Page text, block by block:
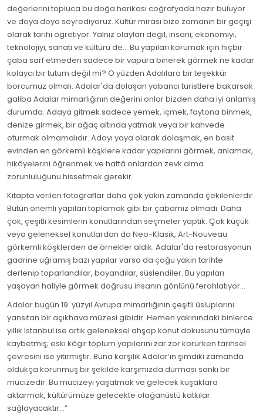
değerlerini topluca bu doğa harikası coğrafyada hazır buluyor
ve doya doya seyrediyoruz. Kültür mirası bize zamanın bir geçişi
olarak tarihi öğretiyor. Yalnız olayları değil, insanı, ekonomiyi,
teknolojiyi, sanatı ve kültürü de... Bu yapıları korumak için hiçbir
çaba sarf etmeden sadece bir vapura binerek görmek ne kadar
kolaycı bir tutum değil mi? O yüzden Adalılara bir teşekkür
borcumuz olmalı. Adalar'da dolaşan yabancı turistlere bakarsak
galiba Adalar mimarlığının değerini onlar bizden daha iyi anlamış
durumda. Adaya gitmek sadece yemek, içmek, faytona binmek,
denize girmek, bir ağaç altında yatmak veya bir kahvede
oturmak olmamalıdır. Adayı yaya olarak dolaşmak, en basit
evinden en görkemli köşklere kadar yapılarını görmek, anlamak,
hikâyelerini öğrenmek ve hattâ onlardan zevk alma
zorunluluğunu hissetmek gerekir.
Kitapta verilen fotoğraflar daha çok yakın zamanda çekilenlerdir.
Bütün önemli yapıları toplamak gibi bir çabamız olmadı. Daha
çok, çeşitli kesimlerin konutlarından seçmeler yaptık. Çok küçük
veya geleneksel konutlardan da Neo-Klasik, Art-Nouveau
görkemli köşklerden de örnekler aldık. Adalar'da restorasyonun
gadrine uğramış bazı yapılar varsa da çoğu yakın tarihte
derlenip toparlandılar, boyandılar, süslendiler. Bu yapıları
yaşayan haliyle görmek doğrusu insanın gönlünü ferahlatıyor…
Adalar bugün 19. yüzyıl Avrupa mimarlığının çeşitli üsluplarını
yansıtan bir açıkhava müzesi gibidir. Hemen yakınındaki binlerce
yıllık İstanbul ise artık geleneksel ahşap konut dokusunu tümüyle
kaybetmiş; eski kâgir toplum yapılarını zar zor korurken tarihsel
çevresini ise yitirmiştir. Buna karşılık Adalar’ın şimdiki zamanda
oldukça korunmuş bir şekilde karşımızda durması sanki bir
mucizedir. Bu mucizeyi yaşatmak ve gelecek kuşaklara
aktarmak, kültürümüze gelecekte olağanüstü katkılar
sağlayacaktır...”